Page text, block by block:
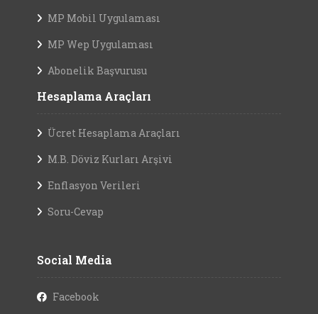
MP Mobil Uygulaması
MP Wep Uygulaması
Abonelik Başvurusu
Hesaplama Araçları
Ücret Hesaplama Araçları
M.B. Döviz Kurları Arşivi
Enflasyon Verileri
Soru-Cevap
Social Media
Facebook